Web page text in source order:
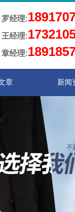
罗经理:
王经理:
章经理:
章 新闻